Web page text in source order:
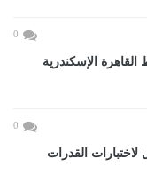
0
الإسكندرية
0
التسجيل لاختبارات القدرات